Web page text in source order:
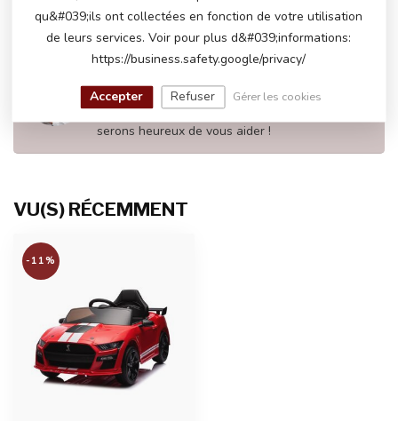
AVEZ-VOUS DES QUESTIONS SUR CE
N'hésitez pas à contacter notre service client
serons heureux de vous aider !
VU(S) RÉCEMMENT
-11%
qu&#039;ils ont collectées en fonction de votre utilisation
de leurs services. Voir pour plus d&#039;informations:
https://business.safety.google/privacy/
Accepter Refuser Gérer les cookies